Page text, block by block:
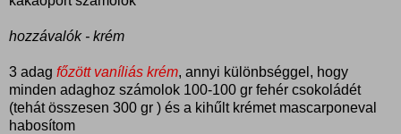
hozzávalók - krém
3 adag főzött vaníliás krém, annyi különbséggel, hogy
minden adaghoz számolok 100-100 gr fehér csokoládét
(tehát összesen 300 gr ) és a kihűlt krémet mascarponeval
habosítom